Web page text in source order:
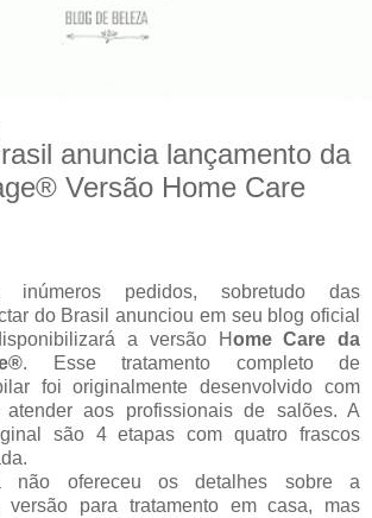
anuncia lançamento da
Versão Home Care
inúmeros pedidos, sobretudo das
do Brasil anunciou em seu blog oficial
a versão Home Care da
. Esse tratamento completo de
foi originalmente desenvolvido com
atender aos profissionais de salões. A
são 4 etapas com quatro frascos
não ofereceu os detalhes sobre a
versão para tratamento em casa, mas